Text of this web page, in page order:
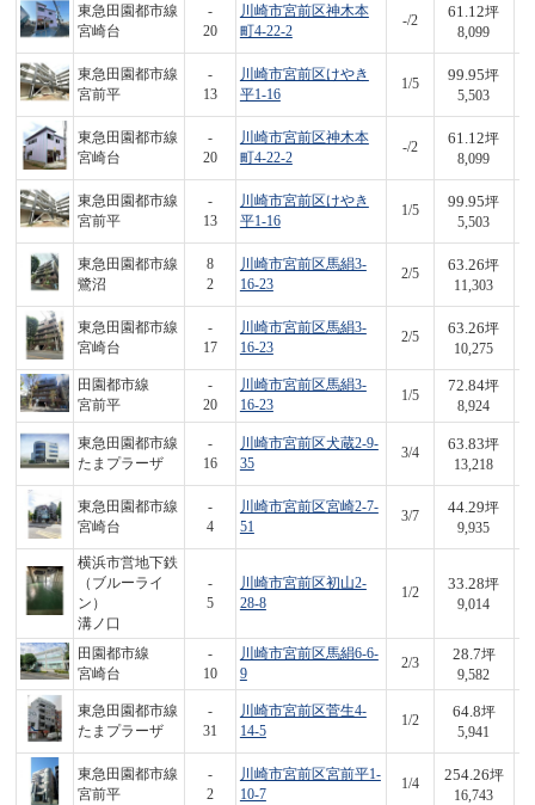
東急田園都市線
宮崎台
-
20
川崎市宮前区神木本
町4-22-2
-/2
61.12坪
8,099
東急田園都市線
宮前平
-
13
川崎市宮前区けやき
平1-16
1/5
99.95坪
5,503
東急田園都市線
宮崎台
-
20
川崎市宮前区神木本
町4-22-2
-/2
61.12坪
8,099
東急田園都市線
宮前平
-
13
川崎市宮前区けやき
平1-16
1/5
99.95坪
5,503
東急田園都市線
鷺沼
8
2
川崎市宮前区馬絹3-
16-23
2/5
63.26坪
11,303
東急田園都市線
宮崎台
-
17
川崎市宮前区馬絹3-
16-23
2/5
63.26坪
10,275
田園都市線
宮前平
-
20
川崎市宮前区馬絹3-
16-23
1/5
72.84坪
8,924
東急田園都市線
たまプラーザ
-
16
川崎市宮前区犬蔵2-9-
35
3/4
63.83坪
13,218
東急田園都市線
宮崎台
-
4
川崎市宮前区宮崎2-7-
51
3/7
44.29坪
9,935
横浜市営地下鉄
（ブルーライ
ン）
溝ノ口
-
5
川崎市宮前区初山2-
28-8
1/2
33.28坪
9,014
田園都市線
宮崎台
-
10
川崎市宮前区馬絹6-6-
9
2/3
28.7坪
9,582
東急田園都市線
たまプラーザ
-
31
川崎市宮前区菅生4-
14-5
1/2
64.8坪
5,941
東急田園都市線
宮前平
-
2
川崎市宮前区宮前平1-
10-7
1/4
254.26坪
16,743